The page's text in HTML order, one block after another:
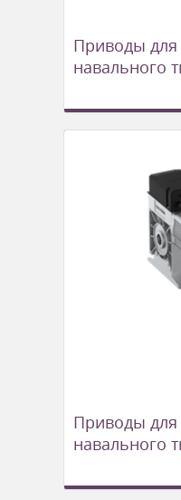
Приводы
навального
Приводы
навального